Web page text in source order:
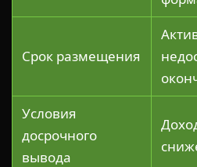
Срок размещения
Условия
досрочного
вывода